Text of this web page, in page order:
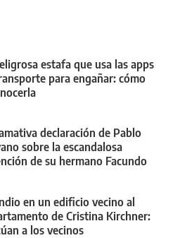
estafa que usa las apps
para engañar: cómo
declaración de Pablo
sobre la escandalosa
de su hermano Facundo
en un edificio vecino al
de Cristina Kirchner:
a los vecinos